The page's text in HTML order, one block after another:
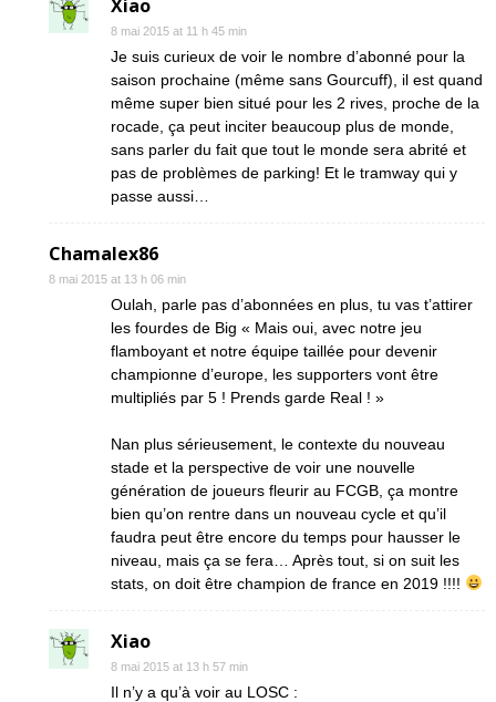
Xiao
8 mai 2015 at 11 h 45 min
Je suis curieux de voir le nombre d’abonné pour la
saison prochaine (même sans Gourcuff), il est quand
même super bien situé pour les 2 rives, proche de la
rocade, ça peut inciter beaucoup plus de monde,
sans parler du fait que tout le monde sera abrité et
pas de problèmes de parking! Et le tramway qui y
passe aussi…
Chamalex86
8 mai 2015 at 13 h 06 min
Oulah, parle pas d’abonnées en plus, tu vas t’attirer
les fourdes de Big « Mais oui, avec notre jeu
flamboyant et notre équipe taillée pour devenir
championne d’europe, les supporters vont être
multipliés par 5 ! Prends garde Real ! »
Nan plus sérieusement, le contexte du nouveau
stade et la perspective de voir une nouvelle
génération de joueurs fleurir au FCGB, ça montre
bien qu’on rentre dans un nouveau cycle et qu’il
faudra peut être encore du temps pour hausser le
niveau, mais ça se fera… Après tout, si on suit les
stats, on doit être champion de france en 2019 !!!!
Xiao
8 mai 2015 at 13 h 57 min
Il n’y a qu’à voir au LOSC :